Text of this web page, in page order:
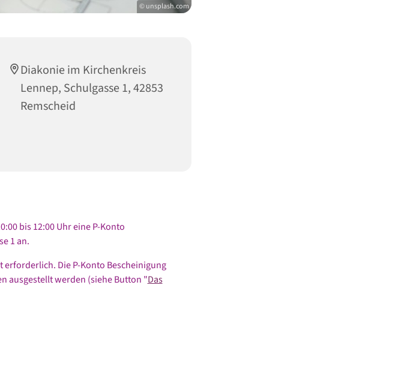
© unsplash.com
Diakonie im Kirchenkreis
Lennep, Schulgasse 1, 42853
Remscheid
bis 12:00 Uhr eine P-Konto
1 an.
Die P-Konto Bescheinigung
ausgestellt werden (siehe Button "Das